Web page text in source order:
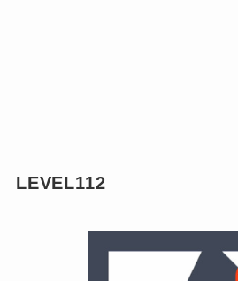
LEVEL112